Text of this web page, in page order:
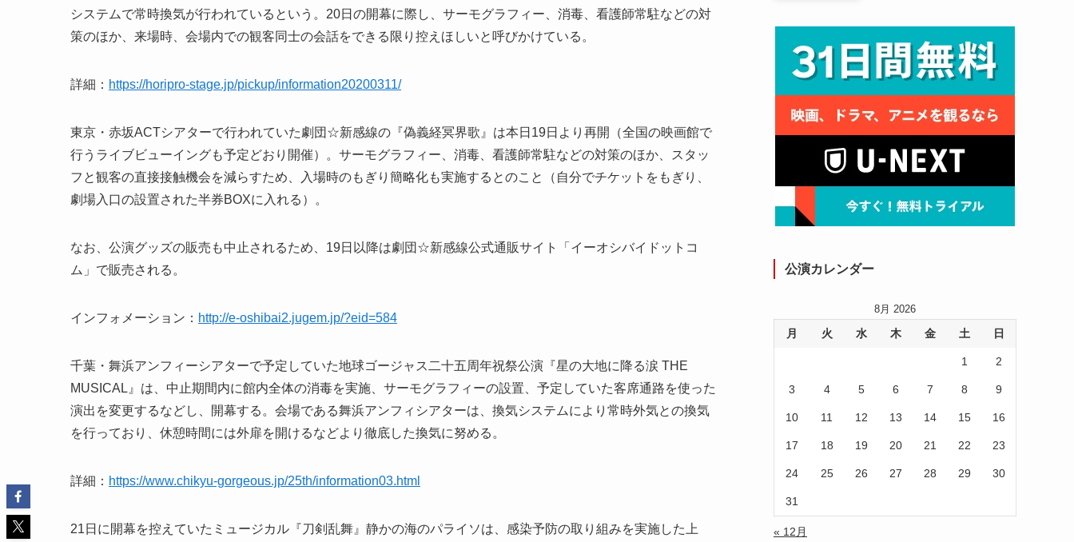
システムで常時換気が行われているという。20日の開幕に際し、サーモグラフィー、消毒、看護師常駐などの対
策のほか、来場時、会場内での観客同士の会話をできる限り控えほしいと呼びかけている。
詳細： https://horipro-stage.jp/pickup/information20200311/
東京・赤坂ACTシアターで行われていた劇団☆新感線の『偽義経冥界歌』は本日19日より再開（全国の映画館で
行うライブビューイングも予定どおり開催）。サーモグラフィー、消毒、看護師常駐などの対策のほか、スタッ
フと観客の直接接触機会を減らすため、入場時のもぎり簡略化も実施するとのこと（自分でチケットをもぎり、
劇場入口の設置された半券BOXに入れる）。
なお、公演グッズの販売も中止されるため、19日以降は劇団☆新感線公式通販サイト「イーオシバイドットコ
ム」で販売される。
インフォメーション： http://e-oshibai2.jugem.jp/?eid=584
千葉・舞浜アンフィーシアターで予定していた地球ゴージャス二十五周年祝祭公演『星の大地に降る涙 THE
MUSICAL』は、中止期間内に館内全体の消毒を実施、サーモグラフィーの設置、予定していた客席通路を使った
演出を変更するなどし、開幕する。会場である舞浜アンフィシアターは、換気システムにより常時外気との換気
を行っており、休憩時間には外扉を開けるなどより徹底した換気に努める。
詳細： https://www.chikyu-gorgeous.jp/25th/information03.html
21日に開幕を控えていたミュージカル『刀剣乱舞』静かの海のパライソは、感染予防の取り組みを実施した上
公演カレンダー
8月 2026
月 火 水 木 金 土 日
1 2
3 4 5 6 7 8 9
10 11 12 13 14 15 16
17 18 19 20 21 22 23
24 25 26 27 28 29 30
31
« 12月